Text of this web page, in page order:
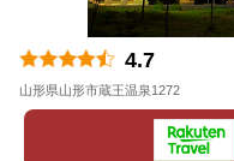
4.7
山形県山形市蔵王温泉1272